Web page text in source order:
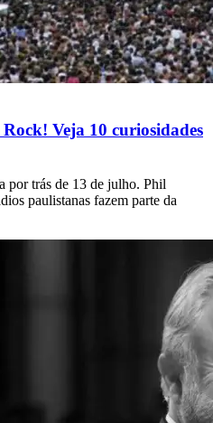
Veja 10 curiosidades
por trás de 13 de julho. Phil
paulistanas fazem parte da